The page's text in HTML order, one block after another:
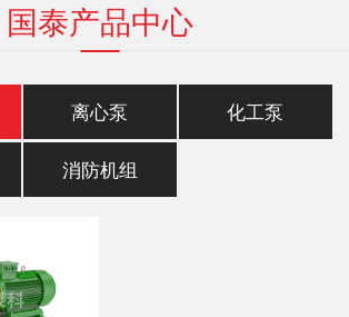
国泰产品中心
离心泵 化工泵
消防机组